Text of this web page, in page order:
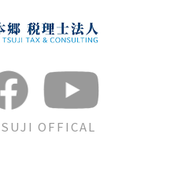
OFFICAL